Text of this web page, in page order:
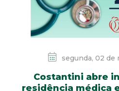
segunda, 02 de
Costantini abre
residência médica